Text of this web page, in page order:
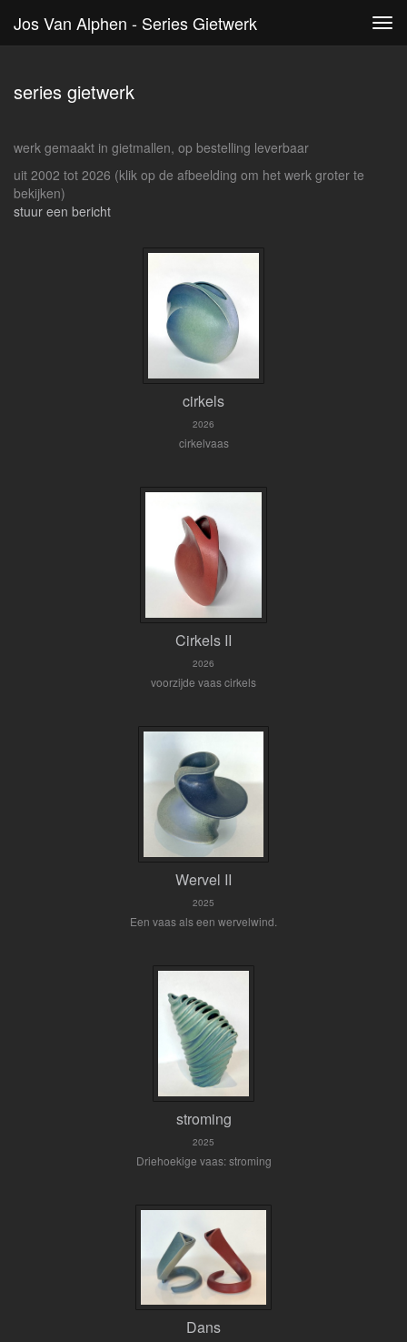
Jos Van Alphen - Series Gietwerk
series gietwerk
werk gemaakt in gietmallen, op bestelling leverbaar
uit 2002 tot 2026 (klik op de afbeelding om het werk groter te
bekijken)
stuur een bericht
cirkels
2026
cirkelvaas
Cirkels II
2026
voorzijde vaas cirkels
Wervel II
2025
Een vaas als een wervelwind.
stroming
2025
Driehoekige vaas: stroming
Dans